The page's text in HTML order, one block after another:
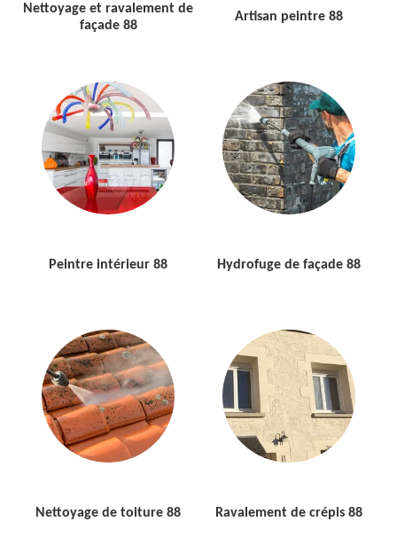
Nettoyage et ravalement de
façade 88
Artisan peintre 88
Peintre intérieur 88 Hydrofuge de façade 88
Nettoyage de toiture 88 Ravalement de crépis 88